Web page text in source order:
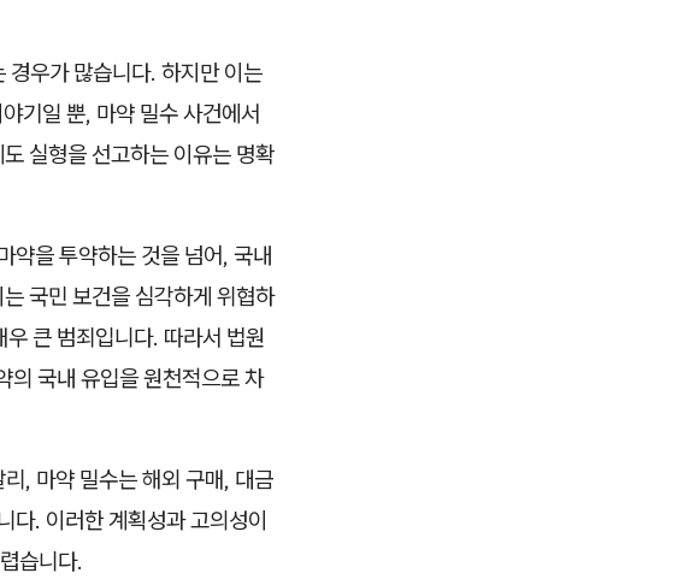
우가 많습니다. 하지만 이는
기일 뿐, 마약 밀수 사건에서
실형을 선고하는 이유는 명확
약을 투약하는 것을 넘어, 국내
국민 보건을 심각하게 위협하
큰 범죄입니다. 따라서 법원
의 국내 유입을 원천적으로 차
, 마약 밀수는 해외 구매, 대금
다. 이러한 계획성과 고의성이
습니다.